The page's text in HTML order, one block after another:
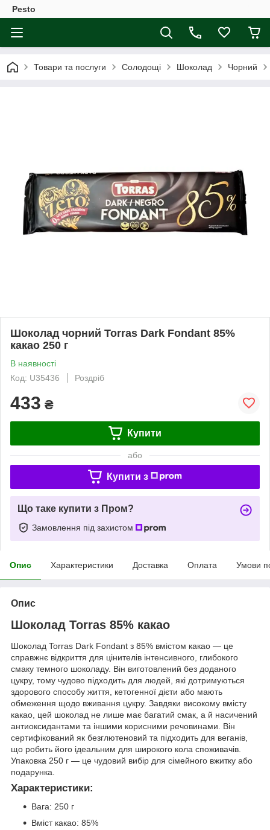
Pesto
Товари та послуги Солодощі Шоколад Чорний
Шоколад чорний Torras Dark Fondant 85%
какао 250 г
В наявності
Код: U35436
Роздріб
433 ₴
Купити
або
Купити з
Що таке купити з Пром?
Замовлення під захистом
Опис Характеристики Доставка Оплата Умови
Опис
Шоколад Torras 85% какао
Шоколад Torras Dark Fondant з 85% вмістом какао — це
справжнє відкриття для цінителів інтенсивного, глибокого
смаку темного шоколаду. Він виготовлений без доданого
цукру, тому чудово підходить для людей, які дотримуються
здорового способу життя, кетогенної дієти або мають
обмеження щодо вживання цукру. Завдяки високому вмісту
какао, цей шоколад не лише має багатий смак, а й насичений
антиоксидантами та іншими корисними речовинами. Він
сертифікований як безглютеновий та підходить для веганів,
що робить його ідеальним для широкого кола споживачів.
Упаковка 250 г — це чудовий вибір для сімейного вжитку або
подарунка.
Характеристики:
Вага: 250 г
Вміст какао: 85%